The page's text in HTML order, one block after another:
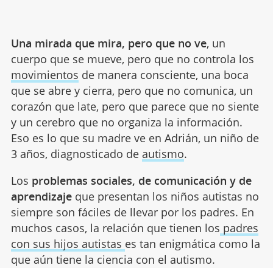
Una mirada que mira, pero que no ve, un
cuerpo que se mueve, pero que no controla los
movimientos de manera consciente, una boca
que se abre y cierra, pero que no comunica, un
corazón que late, pero que parece que no siente
y un cerebro que no organiza la información.
Eso es lo que su madre ve en Adrián, un niño de
3 años, diagnosticado de autismo.
Los problemas sociales, de comunicación y de
aprendizajeque presentan los niños autistas no
siempre son fáciles de llevar por los padres. En
muchos casos, la relación que tienen los padres
con sus hijos autistas es tan enigmática como la
que aún tiene la ciencia con el autismo.